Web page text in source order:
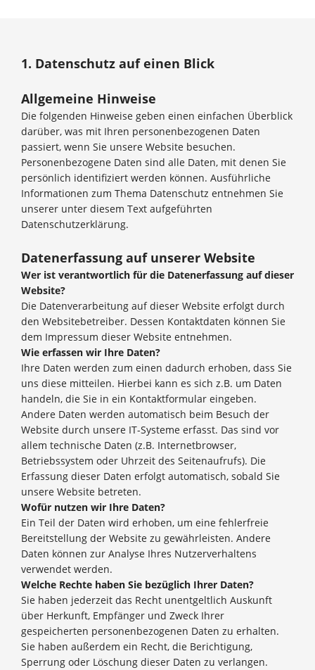
1. Datenschutz auf einen Blick
Allgemeine Hinweise
Die folgenden Hinweise geben einen einfachen Überblick
darüber, was mit Ihren personenbezogenen Daten
passiert, wenn Sie unsere Website besuchen.
Personenbezogene Daten sind alle Daten, mit denen Sie
persönlich identifiziert werden können. Ausführliche
Informationen zum Thema Datenschutz entnehmen Sie
unserer unter diesem Text aufgeführten
Datenschutzerklärung.
Datenerfassung auf unserer Website
Wer ist verantwortlich für die Datenerfassung auf dieser
Website?
Die Datenverarbeitung auf dieser Website erfolgt durch
den Websitebetreiber. Dessen Kontaktdaten können Sie
dem Impressum dieser Website entnehmen.
Wie erfassen wir Ihre Daten?
Ihre Daten werden zum einen dadurch erhoben, dass Sie
uns diese mitteilen. Hierbei kann es sich z.B. um Daten
handeln, die Sie in ein Kontaktformular eingeben.
Andere Daten werden automatisch beim Besuch der
Website durch unsere IT-Systeme erfasst. Das sind vor
allem technische Daten (z.B. Internetbrowser,
Betriebssystem oder Uhrzeit des Seitenaufrufs). Die
Erfassung dieser Daten erfolgt automatisch, sobald Sie
unsere Website betreten.
Wofür nutzen wir Ihre Daten?
Ein Teil der Daten wird erhoben, um eine fehlerfreie
Bereitstellung der Website zu gewährleisten. Andere
Daten können zur Analyse Ihres Nutzerverhaltens
verwendet werden.
Welche Rechte haben Sie bezüglich Ihrer Daten?
Sie haben jederzeit das Recht unentgeltlich Auskunft
über Herkunft, Empfänger und Zweck Ihrer
gespeicherten personenbezogenen Daten zu erhalten.
Sie haben außerdem ein Recht, die Berichtigung,
Sperrung oder Löschung dieser Daten zu verlangen.